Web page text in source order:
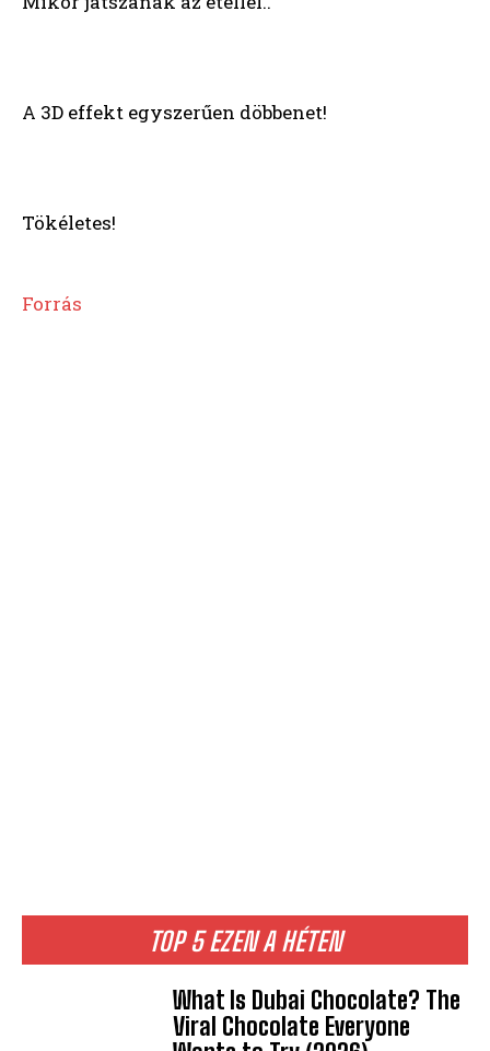
TOP 5 EZEN A HÉTEN
What Is Dubai Chocolate? The
Viral Chocolate Everyone
A 3D effekt egyszerűen döbbenet!
Tökéletes!
Forrás